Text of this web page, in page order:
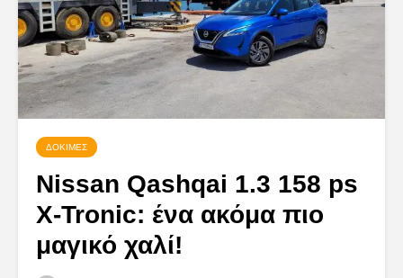
ΔΟΚΙΜΈΣ
Nissan Qashqai 1.3 158 ps
X-Tronic: ένα ακόμα πιο
μαγικό χαλί!